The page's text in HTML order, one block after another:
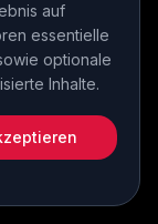
auf
essentielle
optionale
Inhalte.